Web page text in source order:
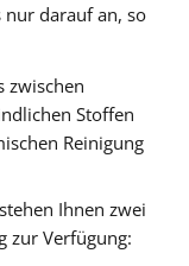
nur darauf an, so
zwischen
Stoffen
Reinigung
Ihnen zwei
zur Verfügung: